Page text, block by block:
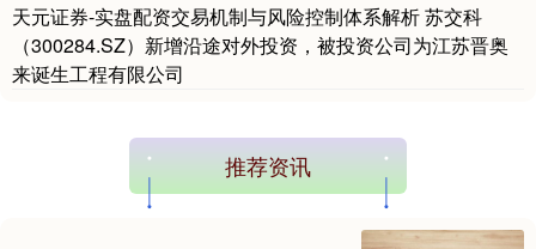
期指IC0 +0.06%
天元证券-实盘配资交易机制与风险控制体系解析 苏交科
（300284.SZ）新增沿途对外投资，被投资公司为江苏晋奥
来诞生工程有限公司
推荐资讯